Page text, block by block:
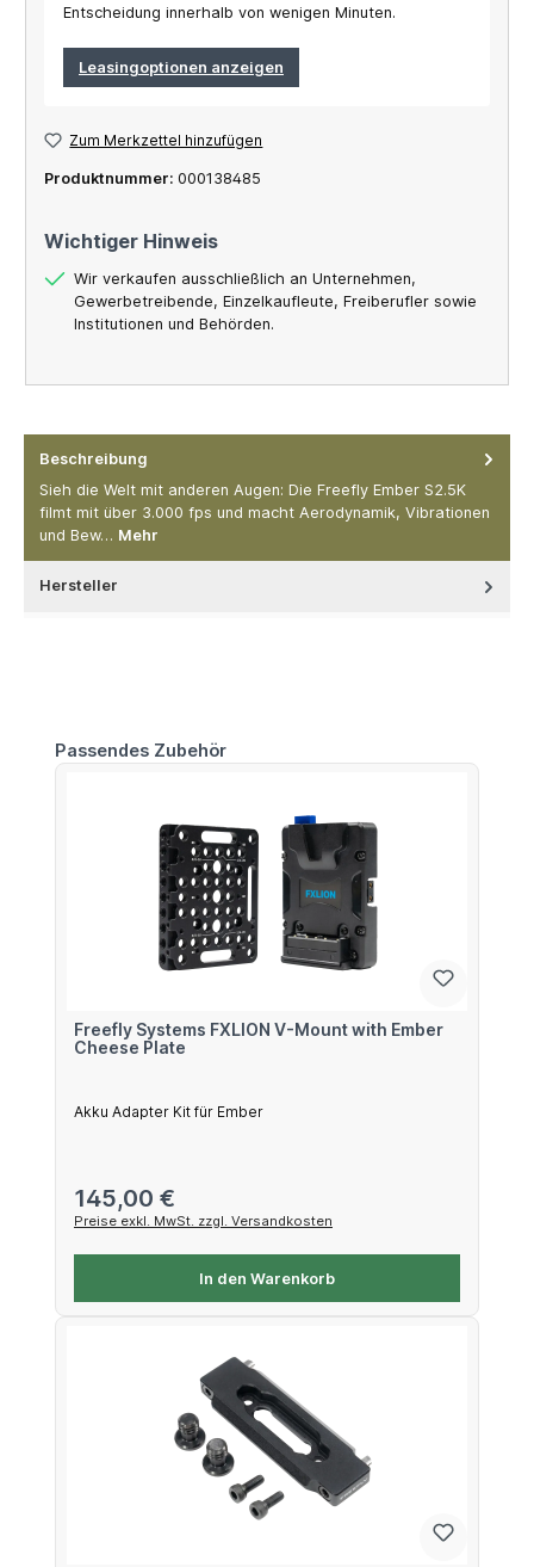
Entscheidung innerhalb von wenigen Minuten.
Leasingoptionen anzeigen
Zum Merkzettel hinzufügen
Produktnummer: 000138485
Wichtiger Hinweis
Wir verkaufen ausschließlich an Unternehmen,
Gewerbetreibende, Einzelkaufleute, Freiberufler sowie
Institutionen und Behörden.
Beschreibung
Sieh die Welt mit anderen Augen: Die Freefly Ember S2.5K
filmt mit über 3.000 fps und macht Aerodynamik, Vibrationen
und Bew… Mehr
Hersteller
Produktgalerie überspringen
Passendes Zubehör
Freefly Systems FXLION V-Mount with Ember
Cheese Plate
Akku Adapter Kit für Ember
Regulärer Preis:
145,00 €
Preise exkl. MwSt. zzgl. Versandkosten
In den Warenkorb